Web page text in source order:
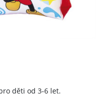
děti od 3-6 let.